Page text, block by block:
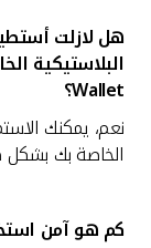
هل لازلت
البلاستيكية
Wallet؟
نعم، يمكنك
الخاصة بك
كم هو آمن